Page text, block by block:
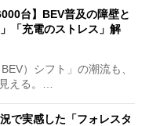
台】BEV普及の障壁と
「充電のストレス」解
）シフト」の潮流も、
える。…
で実感した「フォレスタ